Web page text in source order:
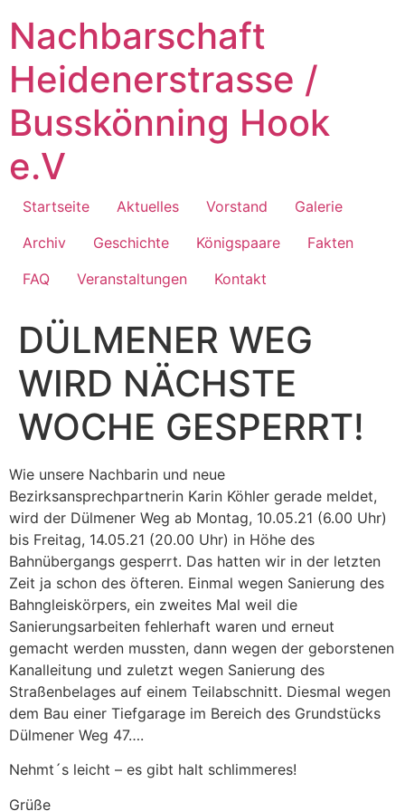
Inhalt
springen
Nachbarschaft
Heidenerstrasse /
Busskönning Hook
e.V
Startseite Aktuelles Vorstand
Galerie
Archiv
Geschichte Königspaare
Fakten
FAQ
Veranstaltungen Kontakt
DÜLMENER WEG
WIRD NÄCHSTE
WOCHE GESPERRT!
Wie unsere Nachbarin und neue
Bezirksansprechpartnerin Karin Köhler gerade meldet,
wird der Dülmener Weg ab Montag, 10.05.21 (6.00 Uhr)
bis Freitag, 14.05.21 (20.00 Uhr) in Höhe des
Bahnübergangs gesperrt. Das hatten wir in der letzten
Zeit ja schon des öfteren. Einmal wegen Sanierung des
Bahngleiskörpers, ein zweites Mal weil die
Sanierungsarbeiten fehlerhaft waren und erneut
gemacht werden mussten, dann wegen der geborstenen
Kanalleitung und zuletzt wegen Sanierung des
Straßenbelages auf einem Teilabschnitt. Diesmal wegen
dem Bau einer Tiefgarage im Bereich des Grundstücks
Dülmener Weg 47….
Nehmt´s leicht – es gibt halt schlimmeres!
Grüße